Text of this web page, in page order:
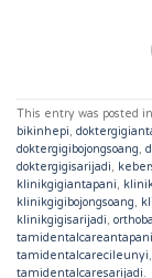
This entry was posted in
bikinhepi,
doktergigibojongsoang,
doktergigisarijadi,
klinikgigiantapani,
klinikgigibojongsoang,
klinikgigisarijadi,
tamidentalcareantapani
tamidentalcarecileunyi,
tamidentalcaresarijadi.